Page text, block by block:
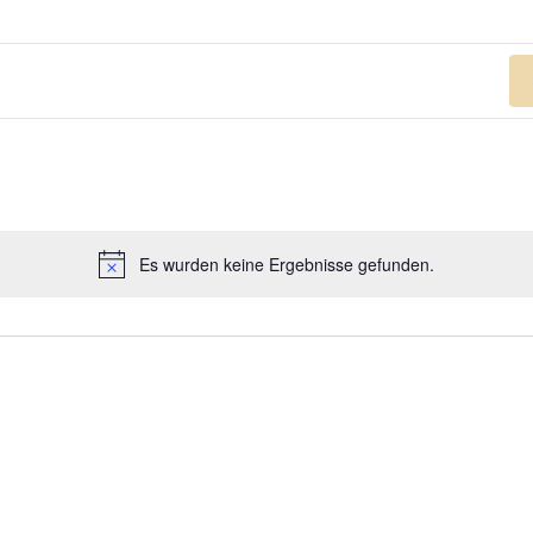
Hinweis
Es wurden keine Ergebnisse gefunden.